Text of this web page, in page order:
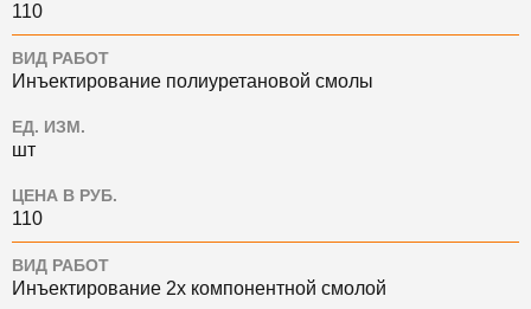
110
ВИД РАБОТ
Инъектирование полиуретановой смолы
ЕД. ИЗМ.
шт
ЦЕНА В РУБ.
110
ВИД РАБОТ
Инъектирование 2х компонентной смолой